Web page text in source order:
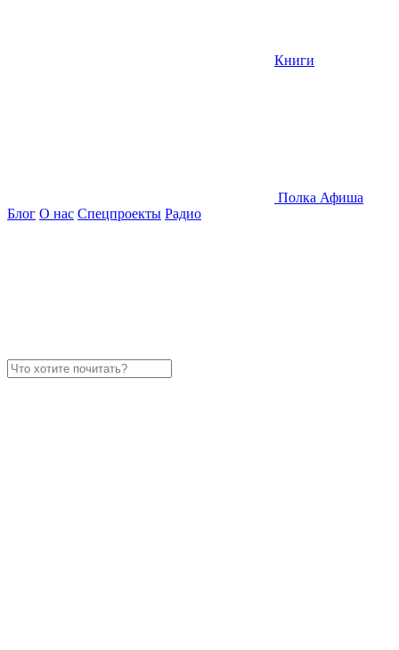
Книги
Полка Афиша
Блог О нас Спецпроекты Радио